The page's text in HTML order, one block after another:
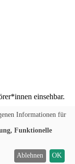
einsehbar.
Informationen für
Funktionelle
Ablehnen OK